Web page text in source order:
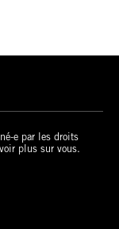
e par les droits
plus sur vous.